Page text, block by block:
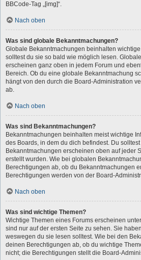
BBCode-Tag „[img]“.
Nach oben
Was sind globale Bekanntmachungen?
Globale Bekanntmachungen beinhalten
solltest du sie so bald wie möglich lesen.
erscheinen ganz oben in jedem Forum und
Bereich. Ob du eine globale Bekanntmachung
hängt von den durch die Board-Administration
ab.
Nach oben
Was sind Bekanntmachungen?
Bekanntmachungen beinhalten meist wichtige
des Boards, in dem du dich befindest. Du
Bekanntmachungen erscheinen oben auf jeder
erstellt wurden. Wie bei globalen
Berechtigungen ab, ob du Bekanntmachungen
Berechtigungen werden von der Board-
Nach oben
Was sind wichtige Themen?
Wichtige Themen eines Forums erscheinen
sind nur auf der ersten Seite zu sehen. Sie
weswegen du sie lesen solltest. Wie bei den
deinen Berechtigungen ab, ob du wichtige
nicht; die Berechtigungen stellt die Board-